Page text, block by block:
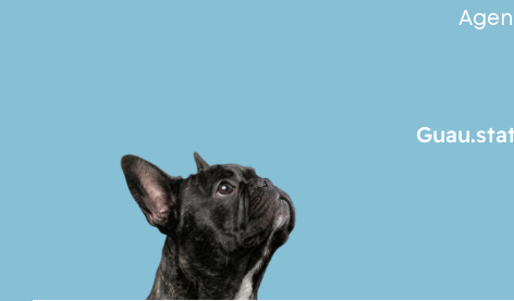
NOSOTROS CONTACTO